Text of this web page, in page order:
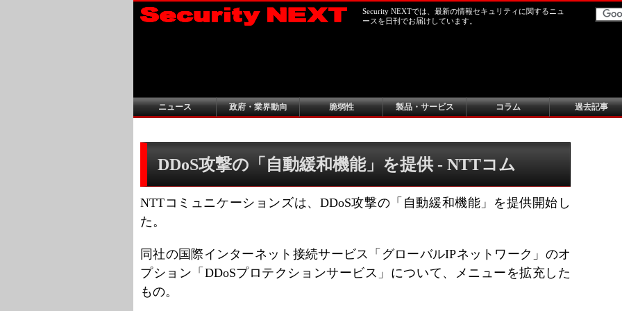
Security NEXTでは、最新の情報セキュリティに関するニュ
ースを日刊でお届けしています。
ニュース 政府・業界動向 脆弱性 製品・サービス コラム 過去記事
DDoS攻撃の「自動緩和機能」を提供 - NTTコム
NTTコミュニケーションズは、DDoS攻撃の「自動緩和機能」を提供開始し
た。
同社の国際インターネット接続サービス「グローバルIPネットワーク」のオ
プション「DDoSプロテクションサービス」について、メニューを拡充した
もの。